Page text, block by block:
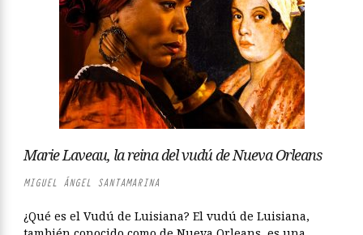
Marie Laveau, la reina del vudú de Nueva Orleans
MIGUEL ÁNGEL SANTAMARINA
¿Qué es el Vudú de Luisiana? El vudú de Luisiana,